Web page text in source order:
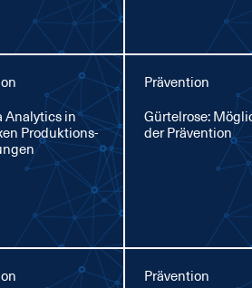
Ana­lytics in
Pro­duk­ti­ons­
Prävention
Gür­tel­ro­se:
der Prä­ven­ti­on
Prävention